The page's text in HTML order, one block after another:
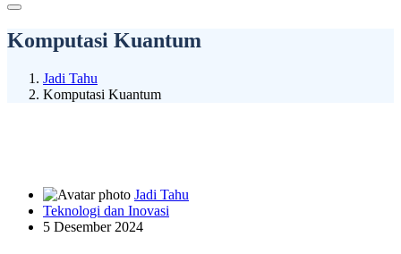
Komputasi Kuantum
Jadi Tahu
Komputasi Kuantum
Jadi Tahu
Teknologi dan Inovasi
5 Desember 2024